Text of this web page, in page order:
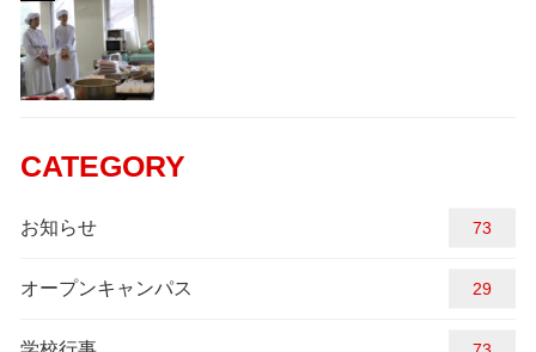
CATEGORY
お知らせ 81
オープンキャンパス 29